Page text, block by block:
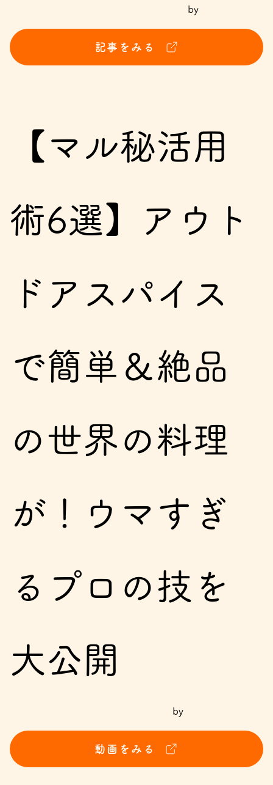
by
記事をみる
【マル秘活用
術6選】アウト
ドアスパイス
で簡単＆絶品
の世界の料理
が！ウマすぎ
るプロの技を
大公開
by
動画をみる